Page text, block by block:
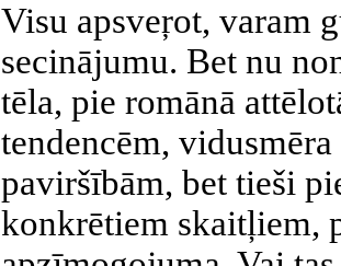
Visu apsveŗot, varam
secinājumu. Bet nu
tēla, pie romānā
tendencēm,
paviršībām, bet tieši
konkrētiem skaitļiem,